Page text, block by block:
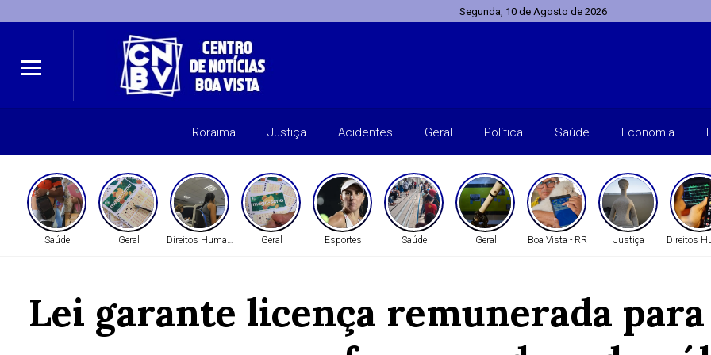
Segunda, 10 de Agosto de 2026
Roraima Justiça Acidentes Geral Política Saúde Economia
Saúde Geral Direitos Humanos Geral Esportes Saúde Geral Boa Vista - RR Justiça Direitos
Lei garante licença remunerada